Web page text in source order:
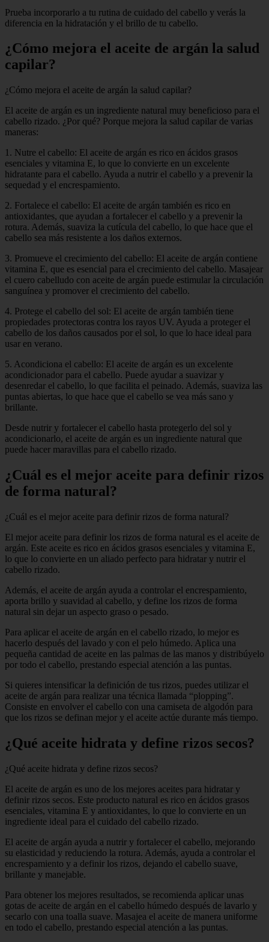
Prueba incorporarlo a tu rutina de cuidado del cabello y verás la
diferencia en la hidratación y el brillo de tu cabello.
¿Cómo mejora el aceite de argán la salud
capilar?
¿Cómo mejora el aceite de argán la salud capilar?
El aceite de argán es un ingrediente natural muy beneficioso para el
cabello rizado. ¿Por qué? Porque mejora la salud capilar de varias
maneras:
1. Nutre el cabello: El aceite de argán es rico en ácidos grasos
esenciales y vitamina E, lo que lo convierte en un excelente
hidratante para el cabello. Ayuda a nutrir el cabello y a prevenir la
sequedad y el encrespamiento.
2. Fortalece el cabello: El aceite de argán también es rico en
antioxidantes, que ayudan a fortalecer el cabello y a prevenir la
rotura. Además, suaviza la cutícula del cabello, lo que hace que el
cabello sea más resistente a los daños externos.
3. Promueve el crecimiento del cabello: El aceite de argán contiene
vitamina E, que es esencial para el crecimiento del cabello. Masajear
el cuero cabelludo con aceite de argán puede estimular la circulación
sanguínea y promover el crecimiento del cabello.
4. Protege el cabello del sol: El aceite de argán también tiene
propiedades protectoras contra los rayos UV. Ayuda a proteger el
cabello de los daños causados por el sol, lo que lo hace ideal para
usar en verano.
5. Acondiciona el cabello: El aceite de argán es un excelente
acondicionador para el cabello. Puede ayudar a suavizar y
desenredar el cabello, lo que facilita el peinado. Además, suaviza las
puntas abiertas, lo que hace que el cabello se vea más sano y
brillante.
Desde nutrir y fortalecer el cabello hasta protegerlo del sol y
acondicionarlo, el aceite de argán es un ingrediente natural que
puede hacer maravillas para el cabello rizado.
¿Cuál es el mejor aceite para definir rizos
de forma natural?
¿Cuál es el mejor aceite para definir rizos de forma natural?
El mejor aceite para definir los rizos de forma natural es el aceite de
argán. Este aceite es rico en ácidos grasos esenciales y vitamina E,
lo que lo convierte en un aliado perfecto para hidratar y nutrir el
cabello rizado.
Además, el aceite de argán ayuda a controlar el encrespamiento,
aporta brillo y suavidad al cabello, y define los rizos de forma
natural sin dejar un aspecto graso o pesado.
Para aplicar el aceite de argán en el cabello rizado, lo mejor es
hacerlo después del lavado y con el pelo húmedo. Aplica una
pequeña cantidad de aceite en las palmas de las manos y distribúyelo
por todo el cabello, prestando especial atención a las puntas.
Si quieres intensificar la definición de tus rizos, puedes utilizar el
aceite de argán para realizar una técnica llamada “plopping”.
Consiste en envolver el cabello con una camiseta de algodón para
que los rizos se definan mejor y el aceite actúe durante más tiempo.
¿Qué aceite hidrata y define rizos secos?
¿Qué aceite hidrata y define rizos secos?
El aceite de argán es uno de los mejores aceites para hidratar y
definir rizos secos. Este producto natural es rico en ácidos grasos
esenciales, vitamina E y antioxidantes, lo que lo convierte en un
ingrediente ideal para el cuidado del cabello rizado.
El aceite de argán ayuda a nutrir y fortalecer el cabello, mejorando
su elasticidad y reduciendo la rotura. Además, ayuda a controlar el
encrespamiento y a definir los rizos, dejando el cabello suave,
brillante y manejable.
Para obtener los mejores resultados, se recomienda aplicar unas
gotas de aceite de argán en el cabello húmedo después de lavarlo y
secarlo con una toalla suave. Masajea el aceite de manera uniforme
en todo el cabello, prestando especial atención a las puntas.